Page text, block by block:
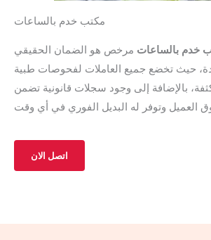
مكتب خدم بالساعات
خدم بالساعات مرخص هو الضمان الحقيقي
حيث تخضع جميع العاملات لفحوصات طبية
بالإضافة إلى وجود سجلات قانونية تضمن
اتصل الان